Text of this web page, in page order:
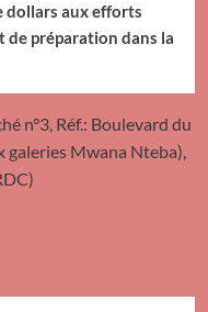
dollars aux efforts
préparation dans la
n°3, Réf.: Boulevard du
galeries Mwana Nteba),